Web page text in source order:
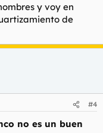
y voy en
de
#4
no es un buen